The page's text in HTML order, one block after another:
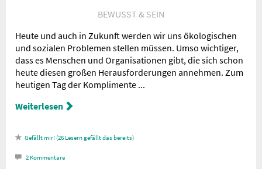
BEWUSST & SEIN
Heute und auch in Zukunft werden wir uns ökologischen
und sozialen Problemen stellen müssen. Umso wichtiger,
dass es Menschen und Organisationen gibt, die sich schon
heute diesen großen Herausforderungen annehmen. Zum
heutigen Tag der Komplimente ...
Weiterlesen
26 Lesern gefällt das
2 Kommentare